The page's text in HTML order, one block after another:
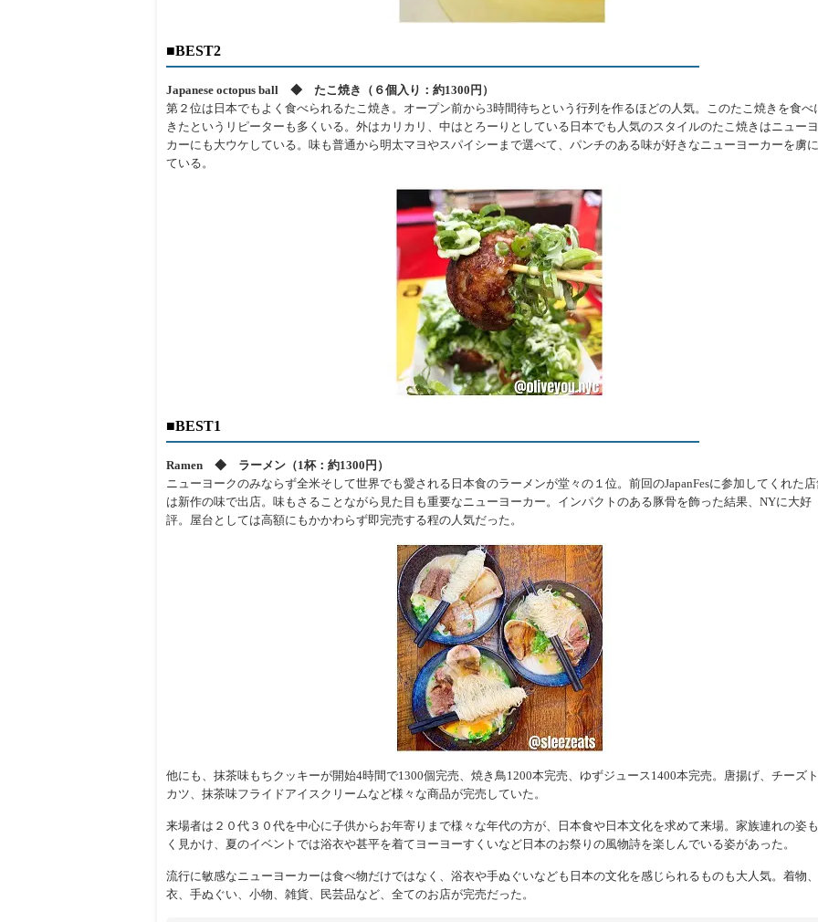
■BEST2
Japanese octopus ball ◆ たこ焼き（６個入り：約1300円）
第２位は日本でもよく食べられるたこ焼き。オープン前から3時間待ちという行列を作るほどの人気。このたこ焼きを食べ
きたというリピーターも多くいる。外はカリカリ、中はとろーりとしている日本でも人気のスタイルのたこ焼きはニュー
カーにも大ウケしている。味も普通から明太マヨやスパイシーまで選べて、パンチのある味が好きなニューヨーカーを虜
ている。
■BEST1
Ramen ◆ ラーメン（1杯：約1300円）
ニューヨークのみならず全米そして世界でも愛される日本食のラーメンが堂々の１位。前回のJapanFesに参加してくれた
は新作の味で出店。味もさることながら見た目も重要なニューヨーカー。インパクトのある豚骨を飾った結果、NYに大好
評。屋台としては高額にもかかわらず即完売する程の人気だった。
他にも、抹茶味もちクッキーが開始4時間で1300個完売、焼き鳥1200本完売、ゆずジュース1400本完売。唐揚げ、チーズ
カツ、抹茶味フライドアイスクリームなど様々な商品が完売していた。
来場者は２０代３０代を中心に子供からお年寄りまで様々な年代の方が、日本食や日本文化を求めて来場。家族連れの姿
く見かけ、夏のイベントでは浴衣や甚平を着てヨーヨーすくいなど日本のお祭りの風物詩を楽しんでいる姿があった。
流行に敏感なニューヨーカーは食べ物だけではなく、浴衣や手ぬぐいなども日本の文化を感じられるものも大人気。着物
衣、手ぬぐい、小物、雑貨、民芸品など、全てのお店が完売だった。